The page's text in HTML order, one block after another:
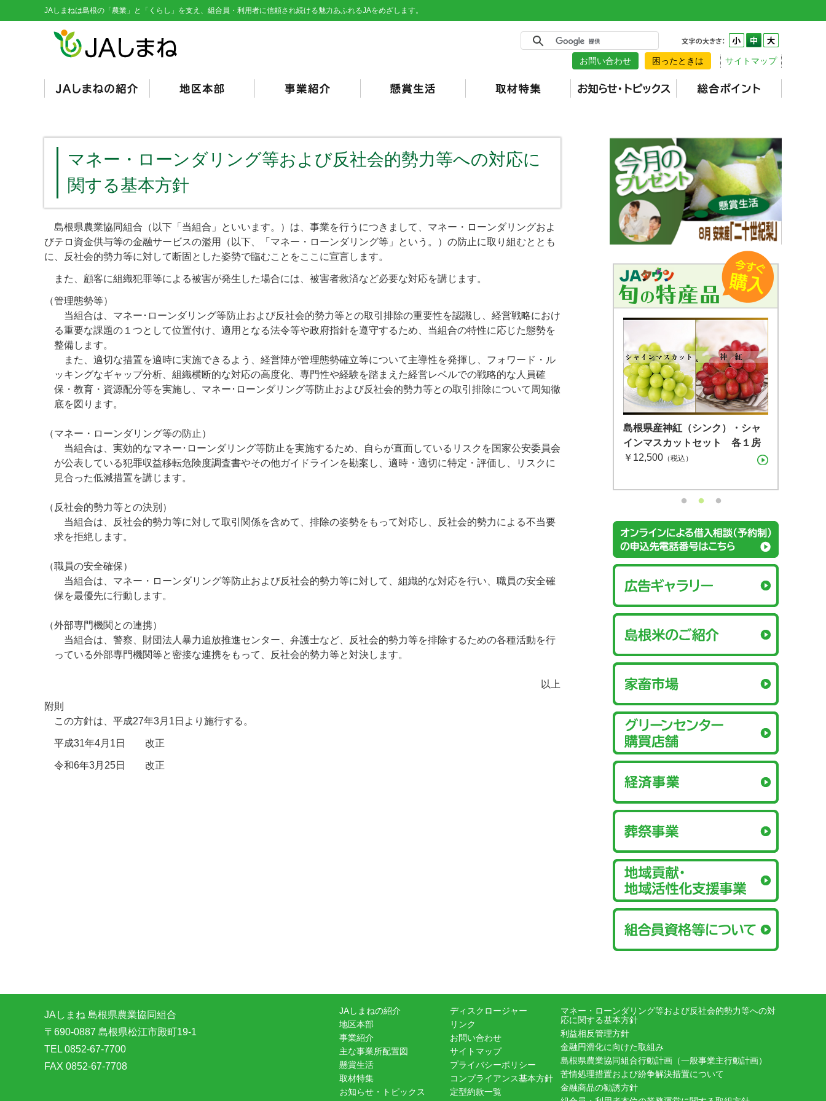
JAしまねは島根の「農業」と「くらし」を支え、組合員・利用者に信頼され続ける魅力あふれるJAをめざします。
お問い合わせ 困ったときは サイトマップ
マネー・ローンダリング等および反社会的勢力等への対応に
関する基本方針
島根県農業協同組合（以下「当組合」といいます。）は、事業を行うにつきまして、マネー・ローンダリングおよ
びテロ資金供与等の金融サービスの濫用（以下、「マネー・ローンダリング等」という。）の防止に取り組むととも
に、反社会的勢力等に対して断固とした姿勢で臨むことをここに宣言します。
また、顧客に組織犯罪等による被害が発生した場合には、被害者救済など必要な対応を講じます。
（管理態勢等）
当組合は、マネー･ローンダリング等防止および反社会的勢力等との取引排除の重要性を認識し、経営戦略におけ
る重要な課題の１つとして位置付け、適用となる法令等や政府指針を遵守するため、当組合の特性に応じた態勢を
整備します。
また、適切な措置を適時に実施できるよう、経営陣が管理態勢確立等について主導性を発揮し、フォワード・ル
ッキングなギャップ分析、組織横断的な対応の高度化、専門性や経験を踏まえた経営レベルでの戦略的な人員確
保・教育・資源配分等を実施し、マネー･ローンダリング等防止および反社会的勢力等との取引排除について周知徹
底を図ります。
（マネー・ローンダリング等の防止）
当組合は、実効的なマネー･ローンダリング等防止を実施するため、自らが直面しているリスクを国家公安委員会
が公表している犯罪収益移転危険度調査書やその他ガイドラインを勘案し、適時・適切に特定・評価し、リスクに
見合った低減措置を講じます。
（反社会的勢力等との決別）
当組合は、反社会的勢力等に対して取引関係を含めて、排除の姿勢をもって対応し、反社会的勢力による不当要
求を拒絶します。
（職員の安全確保）
当組合は、マネー・ローンダリング等防止および反社会的勢力等に対して、組織的な対応を行い、職員の安全確
保を最優先に行動します。
（外部専門機関との連携）
当組合は、警察、財団法人暴力追放推進センター、弁護士など、反社会的勢力等を排除するための各種活動を行
っている外部専門機関等と密接な連携をもって、反社会的勢力等と対決します。
以上
附則
この方針は、平成27年3月1日より施行する。
平成31年4月1日 改正
令和6年3月25日 改正
島根県産 シャインマスカット １
房（600g）（7月下旬〜8月上
旬）
島根県産神紅（シンク）・シャ
インマスカットセット 各１房
￥12,500 （税込）
島根県産 アールスメロン2玉箱
（税込）
JAしまね 島根県農業協同組合
〒690-0887 島根県松江市殿町19-1
TEL 0852-67-7700
FAX 0852-67-7708
JAしまねの紹介
地区本部
事業紹介
主な事業所配置図
懸賞生活
取材特集
お知らせ・トピックス
ディスクロージャー
リンク
お問い合わせ
サイトマップ
プライバシーポリシー
コンプライアンス基本方針
定型約款一覧
マネー・ローンダリング等および反社会的勢力等への対
応に関する基本方針
利益相反管理方針
金融円滑化に向けた取組み
島根県農業協同組合行動計画（一般事業主行動計画）
苦情処理措置および紛争解決措置について
金融商品の勧誘方針